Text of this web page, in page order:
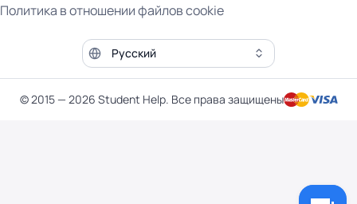
Политика в отношении файлов cookie
Язык сайта
© 2015 — 2026 Student Help. Все права защищены